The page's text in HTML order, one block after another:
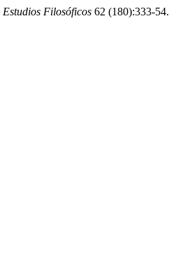
Estudios Filosóficos 62 (180):333-54.